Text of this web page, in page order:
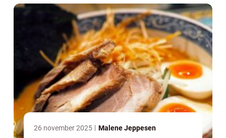
mange forskel...
26 november 2025 Malene Jeppesen